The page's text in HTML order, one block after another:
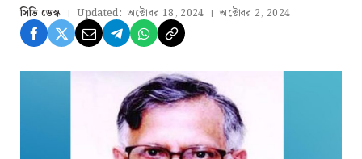
সিভি ডেস্ক Updated: অক্টোবর 18, 2024 অক্টোবর 2, 2024